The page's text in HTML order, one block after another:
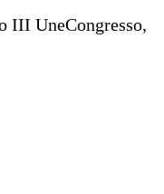
III UneCongresso,